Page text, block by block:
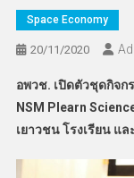
Space Economy
20/11/2020
อพวช. เปิดตัวชุดกิจก
NSM Plearn
เยาวชน โรงเรียน แ